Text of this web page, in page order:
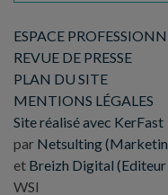
ESPACE
REVUE DE PRESSE
PLAN DU SITE
MENTIONS LÉGALES
Site réalisé avec KerFast
par Netsulting
et Breizh Digital
WSI